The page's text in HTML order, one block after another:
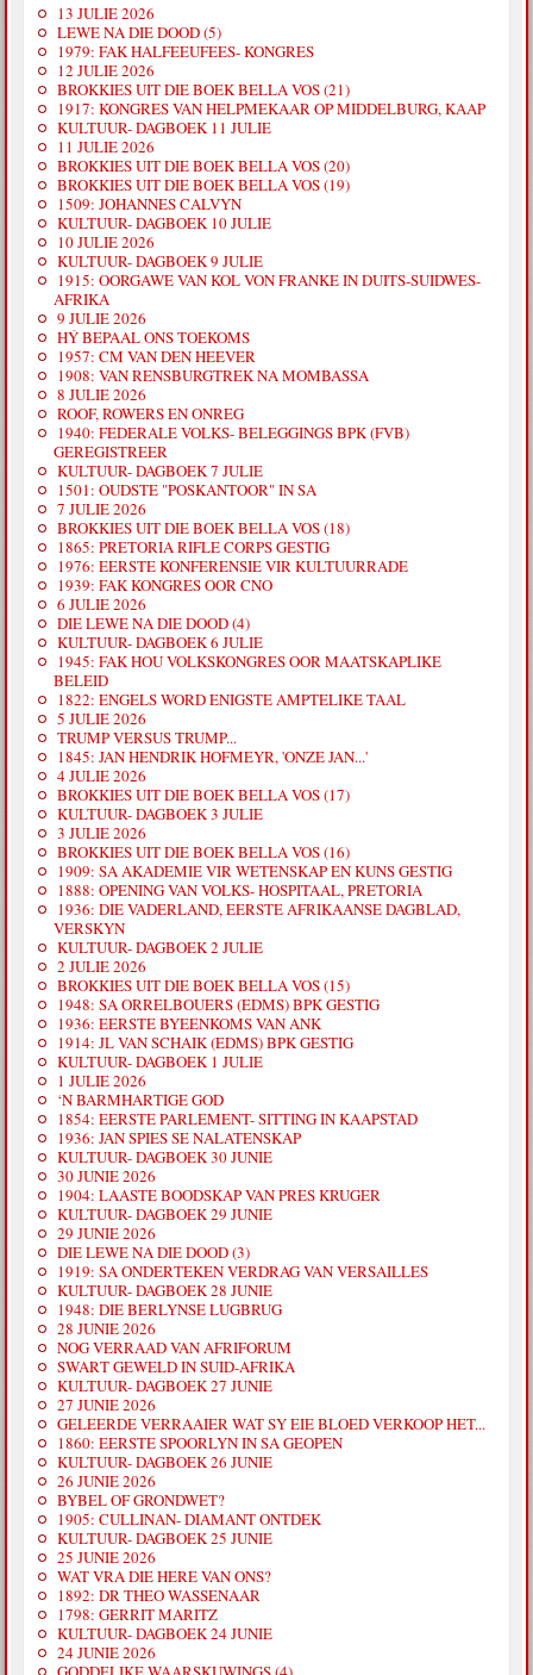
13 JULIE 2026
LEWE NA DIE DOOD (5)
1979: FAK HALFEEUFEES- KONGRES
12 JULIE 2026
BROKKIES UIT DIE BOEK BELLA VOS (21)
1917: KONGRES VAN HELPMEKAAR OP MIDDELBURG, KAAP
KULTUUR- DAGBOEK 11 JULIE
11 JULIE 2026
BROKKIES UIT DIE BOEK BELLA VOS (20)
BROKKIES UIT DIE BOEK BELLA VOS (19)
1509: JOHANNES CALVYN
KULTUUR- DAGBOEK 10 JULIE
10 JULIE 2026
KULTUUR- DAGBOEK 9 JULIE
1915: OORGAWE VAN KOL VON FRANKE IN DUITS-SUIDWES-
AFRIKA
9 JULIE 2026
HÝ BEPAAL ONS TOEKOMS
1957: CM VAN DEN HEEVER
1908: VAN RENSBURGTREK NA MOMBASSA
8 JULIE 2026
ROOF, ROWERS EN ONREG
1940: FEDERALE VOLKS- BELEGGINGS BPK (FVB)
GEREGISTREER
KULTUUR- DAGBOEK 7 JULIE
1501: OUDSTE "POSKANTOOR" IN SA
7 JULIE 2026
BROKKIES UIT DIE BOEK BELLA VOS (18)
1865: PRETORIA RIFLE CORPS GESTIG
1976: EERSTE KONFERENSIE VIR KULTUURRADE
1939: FAK KONGRES OOR CNO
6 JULIE 2026
DIE LEWE NA DIE DOOD (4)
KULTUUR- DAGBOEK 6 JULIE
1945: FAK HOU VOLKSKONGRES OOR MAATSKAPLIKE
BELEID
1822: ENGELS WORD ENIGSTE AMPTELIKE TAAL
5 JULIE 2026
TRUMP VERSUS TRUMP...
1845: JAN HENDRIK HOFMEYR, 'ONZE JAN...'
4 JULIE 2026
BROKKIES UIT DIE BOEK BELLA VOS (17)
KULTUUR- DAGBOEK 3 JULIE
3 JULIE 2026
BROKKIES UIT DIE BOEK BELLA VOS (16)
1909: SA AKADEMIE VIR WETENSKAP EN KUNS GESTIG
1888: OPENING VAN VOLKS- HOSPITAAL, PRETORIA
1936: DIE VADERLAND, EERSTE AFRIKAANSE DAGBLAD,
VERSKYN
KULTUUR- DAGBOEK 2 JULIE
2 JULIE 2026
BROKKIES UIT DIE BOEK BELLA VOS (15)
1948: SA ORRELBOUERS (EDMS) BPK GESTIG
1936: EERSTE BYEENKOMS VAN ANK
1914: JL VAN SCHAIK (EDMS) BPK GESTIG
KULTUUR- DAGBOEK 1 JULIE
1 JULIE 2026
‘N BARMHARTIGE GOD
1854: EERSTE PARLEMENT- SITTING IN KAAPSTAD
1936: JAN SPIES SE NALATENSKAP
KULTUUR- DAGBOEK 30 JUNIE
30 JUNIE 2026
1904: LAASTE BOODSKAP VAN PRES KRUGER
KULTUUR- DAGBOEK 29 JUNIE
29 JUNIE 2026
DIE LEWE NA DIE DOOD (3)
1919: SA ONDERTEKEN VERDRAG VAN VERSAILLES
KULTUUR- DAGBOEK 28 JUNIE
1948: DIE BERLYNSE LUGBRUG
28 JUNIE 2026
NOG VERRAAD VAN AFRIFORUM
SWART GEWELD IN SUID-AFRIKA
KULTUUR- DAGBOEK 27 JUNIE
27 JUNIE 2026
GELEERDE VERRAAIER WAT SY EIE BLOED VERKOOP HET...
1860: EERSTE SPOORLYN IN SA GEOPEN
KULTUUR- DAGBOEK 26 JUNIE
26 JUNIE 2026
BYBEL OF GRONDWET?
1905: CULLINAN- DIAMANT ONTDEK
KULTUUR- DAGBOEK 25 JUNIE
25 JUNIE 2026
WAT VRA DIE HERE VAN ONS?
1892: DR THEO WASSENAAR
1798: GERRIT MARITZ
KULTUUR- DAGBOEK 24 JUNIE
24 JUNIE 2026